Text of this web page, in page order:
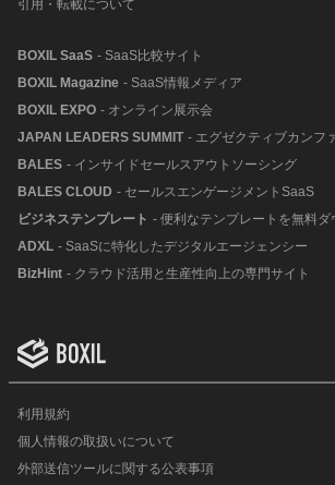
引用・転載について
BOXIL SaaS - SaaS比較サイト
BOXIL Magazine - SaaS情報メディア
BOXIL EXPO - オンライン展示会
JAPAN LEADERS SUMMIT - エグゼクティブカンフ
BALES - インサイドセールスアウトソーシング
BALES CLOUD - セールスエンゲージメントSaaS
ビジネステンプレート - 便利なテンプレートを無料ダ
ADXL - SaaSに特化したデジタルエージェンシー
BizHint - クラウド活用と生産性向上の専門サイト
利用規約
個人情報の取扱いについて
外部送信ツールに関する公表事項